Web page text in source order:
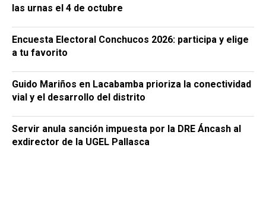
las urnas el 4 de octubre
Encuesta Electoral Conchucos 2026: participa y elige
a tu favorito
Guido Mariños en Lacabamba prioriza la conectividad
vial y el desarrollo del distrito
Servir anula sanción impuesta por la DRE Áncash al
exdirector de la UGEL Pallasca